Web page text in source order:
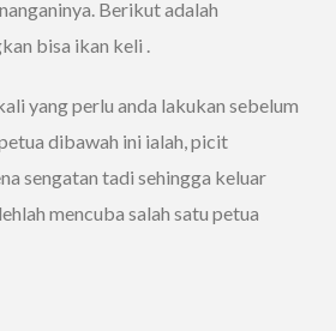
Berikut adalah
bisa ikan keli .
yang perlu anda lakukan sebelum
dibawah ini ialah, picit
sengatan tadi sehingga keluar
mencuba salah satu petua